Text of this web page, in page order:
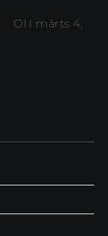
ON märts 4,